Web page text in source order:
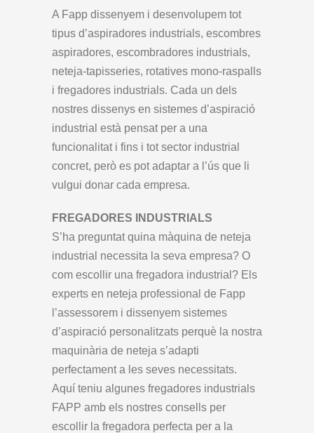
A Fapp dissenyem i desenvolupem tot
tipus d’aspiradores industrials, escombres
aspiradores, escombradores industrials,
neteja-tapisseries, rotatives mono-raspalls
i fregadores industrials. Cada un dels
nostres dissenys en sistemes d’aspiració
industrial està pensat per a una
funcionalitat i fins i tot sector industrial
concret, però es pot adaptar a l’ús que li
vulgui donar cada empresa.
FREGADORES INDUSTRIALS
S’ha preguntat quina màquina de neteja
industrial necessita la seva empresa? O
com escollir una fregadora industrial? Els
experts en neteja professional de Fapp
l’assessorem i dissenyem sistemes
d’aspiració personalitzats perquè la nostra
maquinària de neteja s’adapti
perfectament a les seves necessitats.
Aquí teniu algunes fregadores industrials
FAPP amb els nostres consells per
escollir la fregadora perfecta per a la